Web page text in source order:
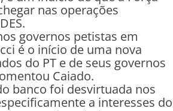
nas operações
governos petistas em
é o início de uma nova
do PT e de seus governos
Caiado.
banco foi desvirtuada nos
a interesses do